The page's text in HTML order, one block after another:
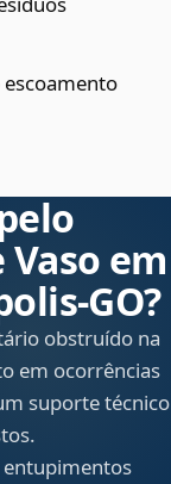
em
obstruído na
em ocorrências
suporte técnico
entupimentos